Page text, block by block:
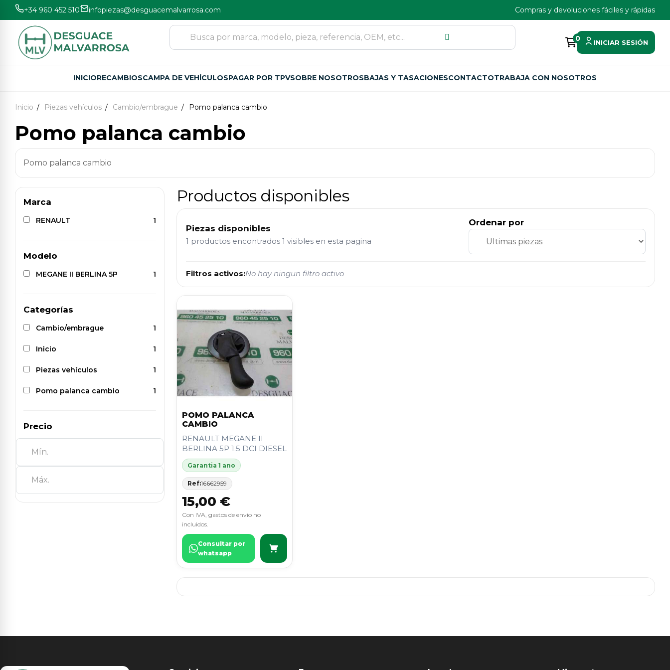
+34 960 452 510 infopiezas@desguacemalvarrosa.com Compras y devoluciones fáciles y rápidas
0 INICIAR SESIÓN
INICIORECAMBIOSCAMPA DE VEHÍCULOSPAGAR POR TPVSOBRE NOSOTROSBAJAS Y TASACIONESCONTACTOTRABAJA CON NOSOTROS
Inicio Piezas vehículos Cambio/embrague Pomo palanca cambio
Pomo palanca cambio
Pomo palanca cambio
Marca
RENAULT 1
Modelo
MEGANE II BERLINA 5P 1
Categorías
Cambio/embrague 1
Inicio 1
Piezas vehículos 1
Pomo palanca cambio 1
Precio
Productos disponibles
Piezas disponibles
1 productos encontrados 1 visibles en esta pagina
Ordenar por
Filtros activos:No hay ningun filtro activo
POMO PALANCA
CAMBIO
RENAULT MEGANE II
BERLINA 5P 1.5 DCI DIESEL
Garantia 1 ano
Ref:16662959
15,00 €
Con IVA, gastos de envio no
incluidos.
Consultar por
whatsapp